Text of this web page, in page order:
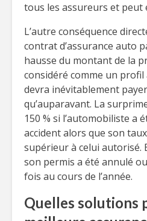
tous les assureurs et peut
L’autre conséquence
contrat d’assurance auto
hausse du montant de la
considéré comme un profil
devra inévitablement
qu’auparavant. La
150 % si l’automobiliste a
accident alors que son
supérieur à celui autorisé.
son permis a été annulé
fois au cours de l’année.
Quelles solutions